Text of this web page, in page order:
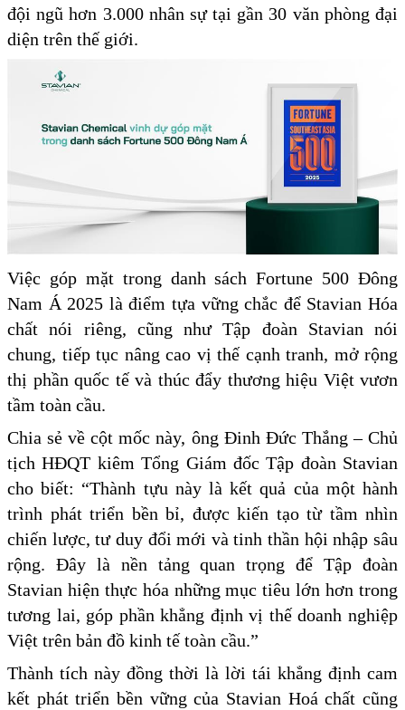
đội ngũ hơn 3.000 nhân sự tại gần 30 văn phòng đại
diện trên thế giới.
Việc góp mặt trong danh sách Fortune 500 Đông
Nam Á 2025 là điểm tựa vững chắc để Stavian Hóa
chất nói riêng, cũng như Tập đoàn Stavian nói
chung, tiếp tục nâng cao vị thế cạnh tranh, mở rộng
thị phần quốc tế và thúc đẩy thương hiệu Việt vươn
tầm toàn cầu.
Chia sẻ về cột mốc này, ông Đinh Đức Thắng – Chủ
tịch HĐQT kiêm Tổng Giám đốc Tập đoàn Stavian
cho biết: “Thành tựu này là kết quả của một hành
trình phát triển bền bỉ, được kiến tạo từ tầm nhìn
chiến lược, tư duy đổi mới và tinh thần hội nhập sâu
rộng. Đây là nền tảng quan trọng để Tập đoàn
Stavian hiện thực hóa những mục tiêu lớn hơn trong
tương lai, góp phần khẳng định vị thế doanh nghiệp
Việt trên bản đồ kinh tế toàn cầu.”
Thành tích này đồng thời là lời tái khẳng định cam
kết phát triển bền vững của Stavian Hoá chất cũng